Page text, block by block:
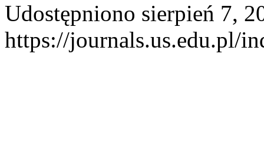
Udostępniono sierpień 7,
https://journals.us.edu.pl/